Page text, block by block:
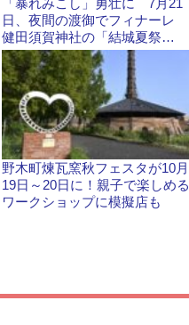
「暴れみこし」勇壮に 7月21
日、夜間の渡御でフィナーレ
健田須賀神社の「結城夏祭
り」 茨城県結城市
野木町煉瓦窯秋フェスタが10月
19日～20日に！親子で楽しめる
ワークショップに模擬店も